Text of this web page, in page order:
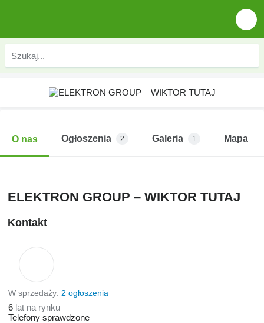
O nas Ogłoszenia 2 Galeria 1 Mapa
ELEKTRON GROUP – WIKTOR TUTAJ
Kontakt
W sprzedaży: 2 ogłoszenia
6 lat na rynku
Telefony sprawdzone